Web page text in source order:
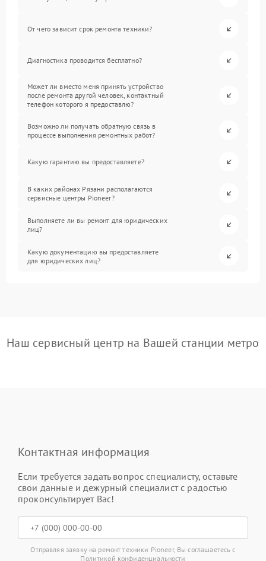
От чего зависит срок ремонта техники?
Диагностика проводится бесплатно?
Может ли вместо меня принять устройство
после ремонта другой человек, контактный
телефон которого я предоставлю?
Возможно ли получать обратную связь в
процессе выполнения ремонтных работ?
Какую гарантию вы предоставляете?
В каких районах Рязани располагаются
сервисные центры Pioneer?
Выполняете ли вы ремонт для юридических
лиц?
Какую документацию вы предоставляете
для юридических лиц?
Наш сервисный центр на Вашей станции метро
Контактная информация
Если требуется задать вопрос специалисту, оставьте
свои данные и дежурный специалист с радостью
проконсультирует Вас!
Отправляя заявку на ремонт техники Pioneer, Вы соглашаетесь с
Политикой конфиденциальности